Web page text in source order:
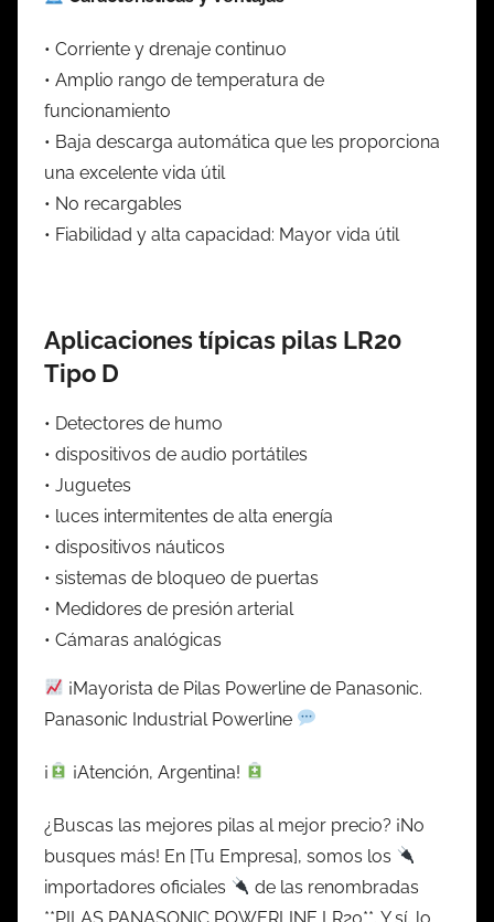
• Corriente y drenaje continuo
• Amplio rango de temperatura de
funcionamiento
• Baja descarga automática que les proporciona
una excelente vida útil
• No recargables
• Fiabilidad y alta capacidad: Mayor vida útil
Aplicaciones típicas pilas LR20
Tipo D
• Detectores de humo
• dispositivos de audio portátiles
• Juguetes
• luces intermitentes de alta energía
• dispositivos náuticos
• sistemas de bloqueo de puertas
• Medidores de presión arterial
• Cámaras analógicas
¡Mayorista de Pilas Powerline de Panasonic.
Panasonic Industrial Powerline
¡ ¡Atención, Argentina!
¿Buscas las mejores pilas al mejor precio? ¡No
busques más! En [Tu Empresa], somos los
importadores oficiales
de las renombradas
**PILAS PANASONIC POWERLINE LR20**. Y sí, lo